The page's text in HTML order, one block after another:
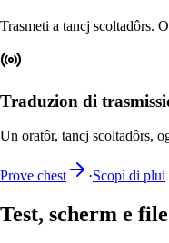
Trasmeti a tancj scoltadôrs.
Traduzion di
Un oratôr, tancj scoltadôrs,
Prove chest ·Scopì di plui
Test, scherm e file